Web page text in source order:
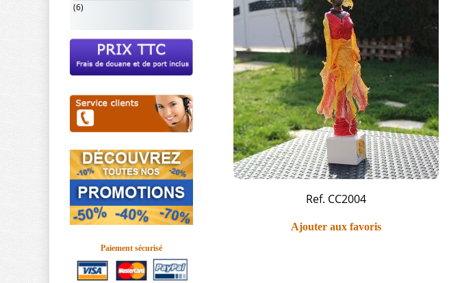
Ref. CC2004
Ajouter aux favoris
(6)
Paiement sécurisé